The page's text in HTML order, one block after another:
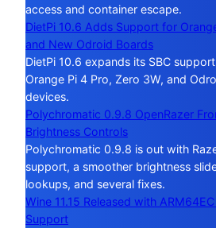
access and container escape.
DietPi 10.6 Adds Support for
and New Odroid Boards
DietPi 10.6 expands its SBC
Orange Pi 4 Pro, Zero 3W, and
devices.
Polychromatic 0.9.8 OpenRazer
Brightness Controls
Polychromatic 0.9.8 is out with
support, a smoother brightness
lookups, and several fixes.
Wine 11.15 Released with
Support